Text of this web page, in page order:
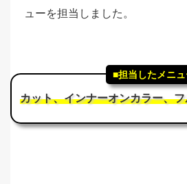
ューを担当しました。
■担当したメニ
カット、インナーオンカラー、